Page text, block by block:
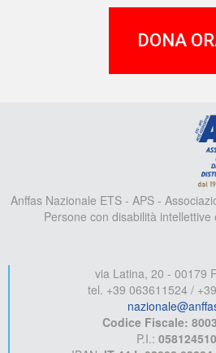
DONA
Anffas Nazionale ETS - APS -
Persone con disabilità
via Latina, 20 - 00179
tel. +39 063611524 /
Codice Fiscale:
P.I.: